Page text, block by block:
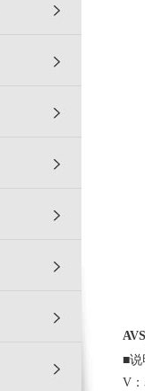
■说
V